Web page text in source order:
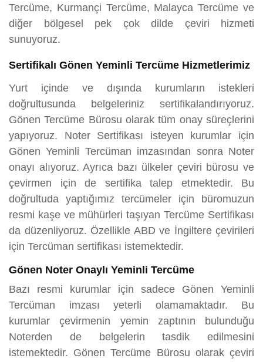
Tercüme, Kurmançi Tercüme, Malayca Tercüme ve
diğer bölgesel pek çok dilde çeviri hizmeti
sunuyoruz.
Sertifikalı Gönen Yeminli Tercüme Hizmetlerimiz
Yurt içinde ve dışında kurumların istekleri
doğrultusunda belgeleriniz sertifikalandırıyoruz.
Gönen Tercüme Bürosu olarak tüm onay süreçlerini
yapıyoruz. Noter Sertifikası isteyen kurumlar için
Gönen Yeminli Tercüman imzasından sonra Noter
onayı alıyoruz. Ayrıca bazı ülkeler çeviri bürosu ve
çevirmen için de sertifika talep etmektedir. Bu
doğrultuda yaptığımız tercümeler için büromuzun
resmi kaşe ve mühürleri taşıyan Tercüme Sertifikası
da düzenliyoruz. Özellikle ABD ve İngiltere çevirileri
için Tercüman sertifikası istemektedir.
Gönen Noter Onaylı Yeminli Tercüme
Bazı resmi kurumlar için sadece Gönen Yeminli
Tercüman imzası yeterli olamamaktadır. Bu
kurumlar çevirmenin yemin zaptının bulunduğu
Noterden de belgelerin tasdik edilmesini
istemektedir. Gönen Tercüme Bürosu olarak çeviri